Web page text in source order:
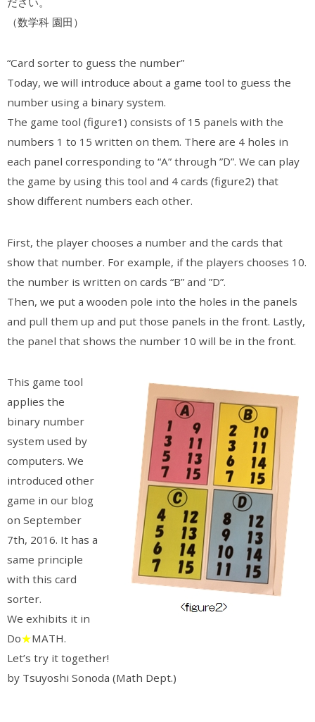
（数学科 園田）
“Card sorter to guess the number”
Today, we will introduce about a game tool to guess the
number using a binary system.
The game tool (figure1) consists of 15 panels with the
numbers 1 to 15 written on them. There are 4 holes in
each panel corresponding to “A” through ”D”. We can play
the game by using this tool and 4 cards (figure2) that
show different numbers each other.
First, the player chooses a number and the cards that
show that number. For example, if the players chooses 10.
the number is written on cards “B” and ”D”.
Then, we put a wooden pole into the holes in the panels
and pull them up and put those panels in the front. Lastly,
the panel that shows the number 10 will be in the front.
This game tool
applies the
binary number
system used by
computers. We
introduced other
game in our blog
on September
7th, 2016. It has a
same principle
with this card
sorter.
We exhibits it in
Do★MATH.
Let’s try it together!
by Tsuyoshi Sonoda (Math Dept.)